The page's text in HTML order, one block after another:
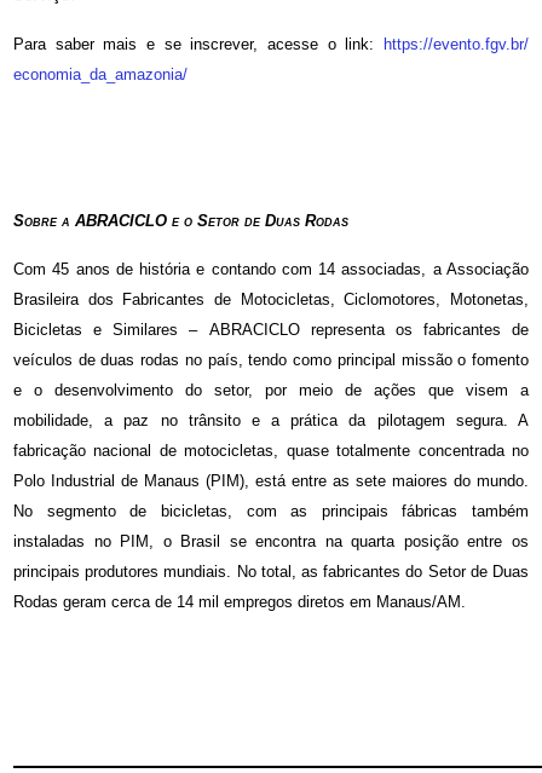
Para saber mais e se inscrever, acesse o link:
https://evento.fgv.br/
economia_da_amazonia/
Sobre a ABRACICLO e o Setor de Duas Rodas
Com 45 anos de história e contando com 14 associadas, a Associação
Brasileira dos Fabricantes de Motocicletas, Ciclomotores, Motonetas,
Bicicletas e Similares – ABRACICLO representa os fabricantes de
veículos de duas rodas no país, tendo como principal missão o fomento
e o desenvolvimento do setor, por meio de ações que visem a
mobilidade, a paz no trânsito e a prática da pilotagem segura. A
fabricação nacional de motocicletas, quase totalmente concentrada no
Polo Industrial de Manaus (PIM), está entre as sete maiores do mundo.
No segmento de bicicletas, com as principais fábricas também
instaladas no PIM, o Brasil se encontra na quarta posição entre os
principais produtores mundiais. No total, as fabricantes do Setor de Duas
Rodas geram cerca de 14 mil empregos diretos em Manaus/AM.